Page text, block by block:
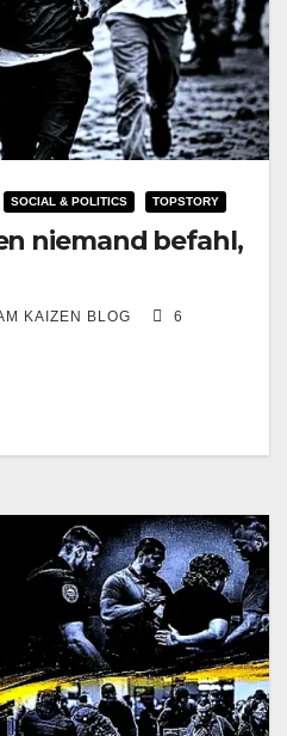
SOCIAL & POLITICS TOPSTORY
niemand befahl,
KAIZEN BLOG
6